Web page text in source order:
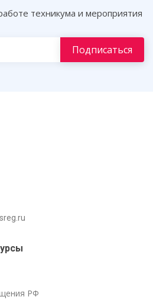
техникума и мероприятия
РФ